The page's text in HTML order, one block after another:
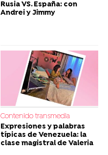
Rusia VS. España: con
Andrei y Jimmy
Contenido transmedia
Expresiones y palabras
típicas de Venezuela: la
clase magistral de Valeria